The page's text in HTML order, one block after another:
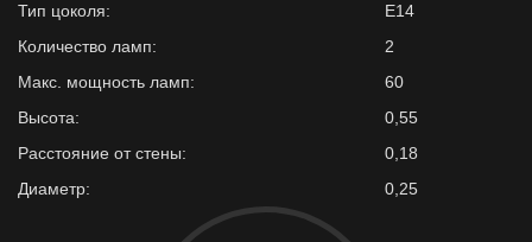
Тип цоколя:
E14
Количество ламп:
2
Макс. мощность ламп:
60
Высота:
0,55
Расстояние от стены:
0,18
Диаметр:
0,25